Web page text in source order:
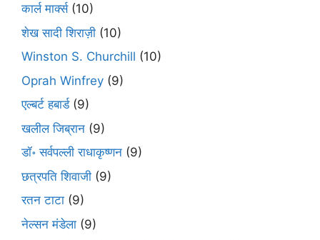
कार्ल मार्क्स(10)
शेख सादी शिराज़ी (10)
Winston S. Churchill (10)
Oprah Winfrey (9)
एल्बर्ट हबार्ड(9)
खलील जिब्रान (9)
डॉ॰ सर्वपल्ली राधाकृष्णन (9)
छत्रपति शिवाजी (9)
रतन टाटा (9)
नेल्सन मंडेला (9)